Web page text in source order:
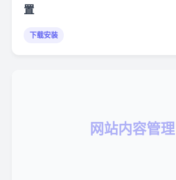
置
下载安装
网站内容管理